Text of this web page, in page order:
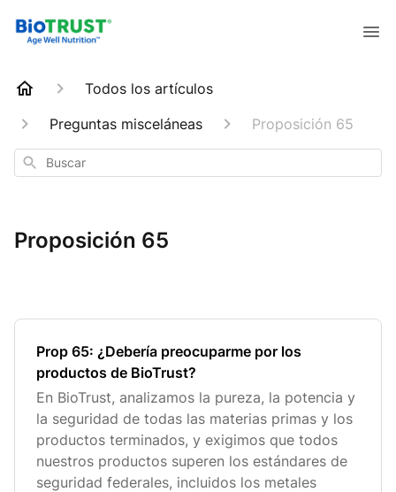
Todos los artículos
Preguntas misceláneas
Proposición 65
Buscar
Proposición 65
Prop 65: ¿Debería preocuparme por los
productos de BioTrust?
En BioTrust, analizamos la pureza, la potencia y
la seguridad de todas las materias primas y los
productos terminados, y exigimos que todos
nuestros productos superen los estándares de
seguridad federales, incluidos los metales